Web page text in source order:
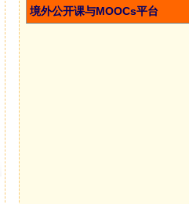
境外公开课与MOOCs平台